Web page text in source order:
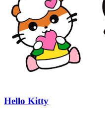
Hello Kitty